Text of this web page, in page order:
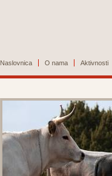
Naslovnica O nama Aktivnosti